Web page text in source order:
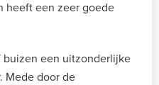
heeft een zeer goede
buizen een uitzonderlijke
Mede door de